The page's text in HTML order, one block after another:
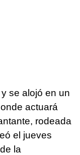
se alojó en un
actuará
rodeada
el jueves
la